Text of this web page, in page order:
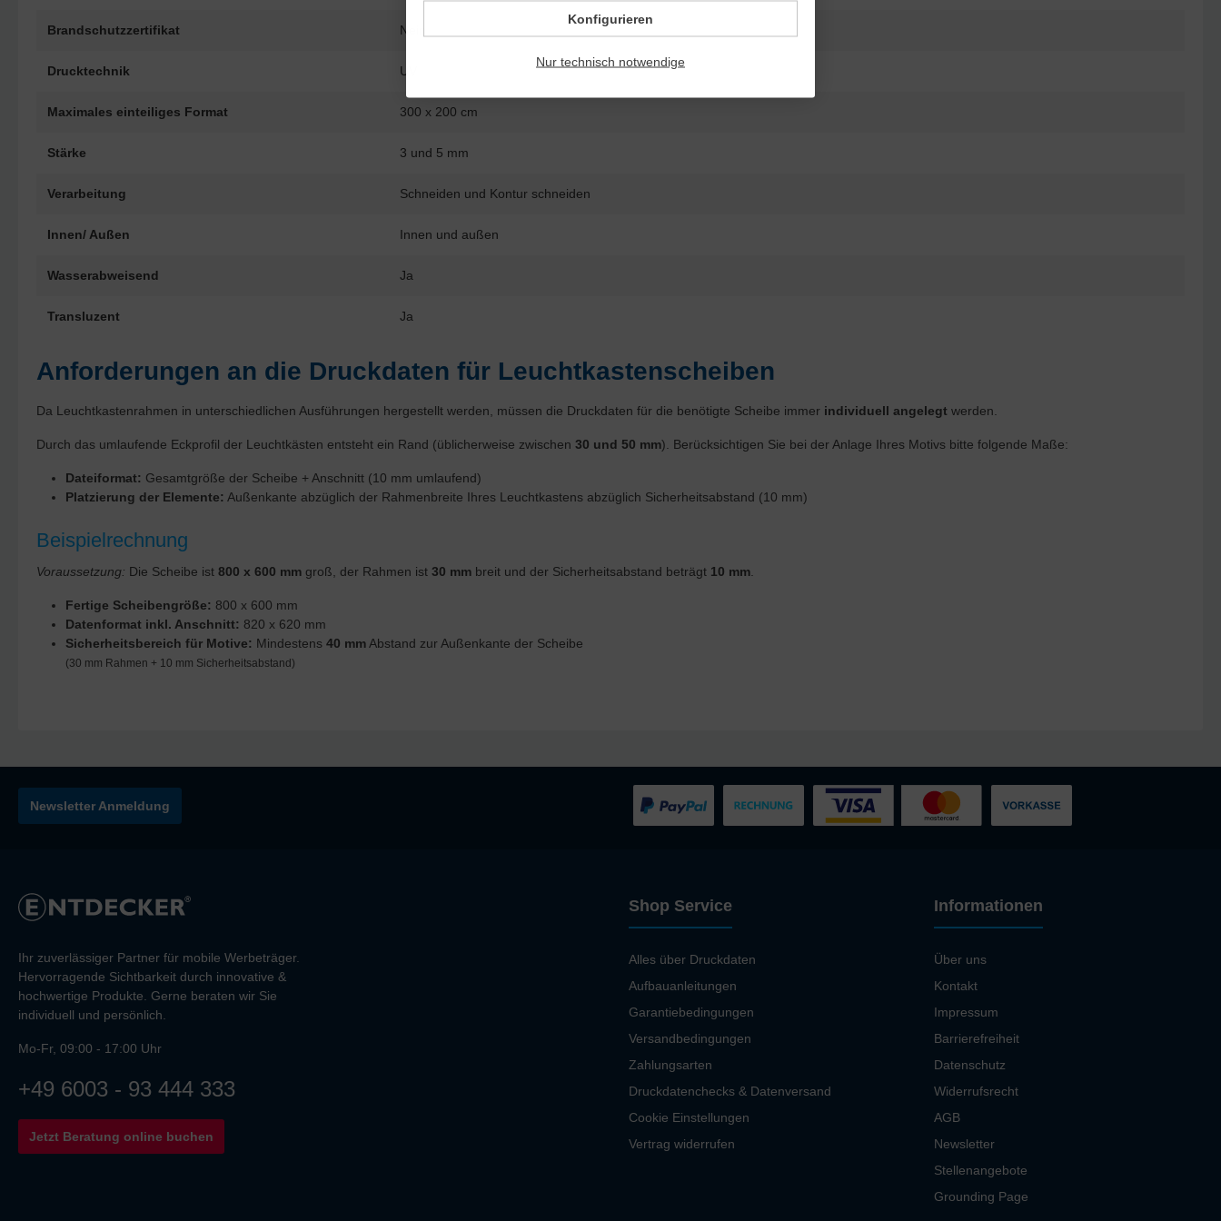
Brandschutzzertifikat Nein
Drucktechnik UV
Maximales einteiliges Format 300 x 200 cm
Stärke 3 und 5 mm
Verarbeitung Schneiden und Kontur schneiden
Innen/ Außen Innen und außen
Wasserabweisend Ja
Transluzent Ja
Anforderungen an die Druckdaten für Leuchtkastenscheiben
Da Leuchtkastenrahmen in unterschiedlichen Ausführungen hergestellt werden, müssen die Druckdaten für die benötigte Scheibe immer individuell angelegt werden.
Durch das umlaufende Eckprofil der Leuchtkästen entsteht ein Rand (üblicherweise zwischen 30 und 50 mm). Berücksichtigen Sie bei der Anlage Ihres Motivs bitte folgende Maße:
Dateiformat: Gesamtgröße der Scheibe + Anschnitt (10 mm umlaufend)
Platzierung der Elemente: Außenkante abzüglich der Rahmenbreite Ihres Leuchtkastens abzüglich Sicherheitsabstand (10 mm)
Beispielrechnung
Voraussetzung: Die Scheibe ist 800 x 600 mm groß, der Rahmen ist 30 mm breit und der Sicherheitsabstand beträgt 10 mm
Fertige Scheibengröße: 800 x 600 mm
Datenformat inkl. Anschnitt: 820 x 620 mm
Sicherheitsbereich für Motive: Mindestens 40 mm Abstand zur Außenkante der Scheibe
(30 mm Rahmen + 10 mm Sicherheitsabstand)
Newsletter Anmeldung
Ihr zuverlässiger Partner für mobile Werbeträger.
Hervorragende Sichtbarkeit durch innovative &
hochwertige Produkte. Gerne beraten wir Sie
individuell und persönlich.
Mo-Fr, 09:00 - 17:00 Uhr
+49 6003 - 93 444 333
Jetzt Beratung online buchen
Shop Service
Alles über Druckdaten
Aufbauanleitungen
Garantiebedingungen
Versandbedingungen
Zahlungsarten
Druckdatenchecks & Datenversand
Cookie Einstellungen
Vertrag widerrufen
Informationen
Über uns
Kontakt
Impressum
Barrierefreiheit
Datenschutz
Widerrufsrecht
AGB
Newsletter
Stellenangebote
Grounding Page
Nur technisch notwendige
Konfigurieren